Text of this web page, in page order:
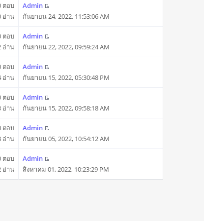
ตอบ
อ่าน
Admin
กันยายน 24, 2022, 11:53:06 AM
ตอบ
อ่าน
Admin
กันยายน 22, 2022, 09:59:24 AM
ตอบ
อ่าน
Admin
กันยายน 15, 2022, 05:30:48 PM
ตอบ
อ่าน
Admin
กันยายน 15, 2022, 09:58:18 AM
ตอบ
อ่าน
Admin
กันยายน 05, 2022, 10:54:12 AM
ตอบ
อ่าน
Admin
สิงหาคม 01, 2022, 10:23:29 PM